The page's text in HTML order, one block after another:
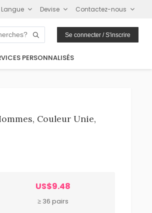
Langue Devise Contactez-nous
Se connecter / S'inscrire
PERSONNALISÉS
Couleur Unie,
US$9.48
≥ 36 pairs